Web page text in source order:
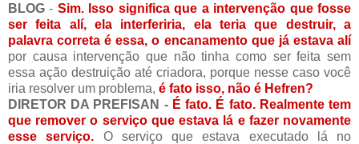
BLOG - Sim. Isso significa que a intervenção que fosse
ser feita alí, ela interferiria, ela teria que destruir, a
palavra correta é essa, o encanamento que já estava alí
por causa intervenção que não tinha como ser feita sem
essa ação destruição até criadora, porque nesse caso você
iria resolver um problema, é fato isso, não é Hefren?
DIRETOR DA PREFISAN - É fato. É fato. Realmente tem
que remover o serviço que estava lá e fazer novamente
esse serviço. O serviço que estava executado lá no